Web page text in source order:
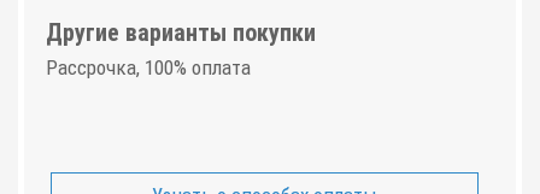
Другие варианты покупки
Рассрочка, 100% оплата